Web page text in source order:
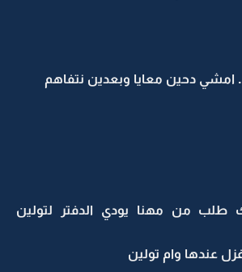
امشي دحين معايا وبعدين نتفاهم
طلب من مهنا يودي الدفتر لتولين
عندها وام تولين